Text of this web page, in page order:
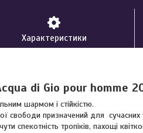
Характеристики
di Gio pour homme
шармом і стійкістю.
свободи призначений для сучасних
спекотність тропіків, пахощі